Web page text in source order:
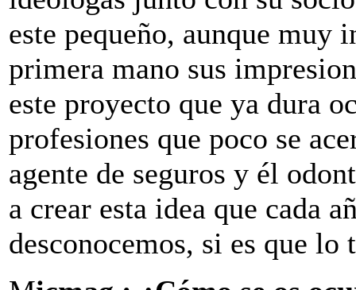
este pequeño, aunque muy
primera mano sus
este proyecto que ya dura
profesiones que poco se
agente de seguros y él
a crear esta idea que cada
desconocemos, si es que lo